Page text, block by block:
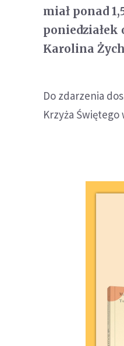
miał ponad
poniedziałek
Karolina
Do zdarzenia
Krzyża